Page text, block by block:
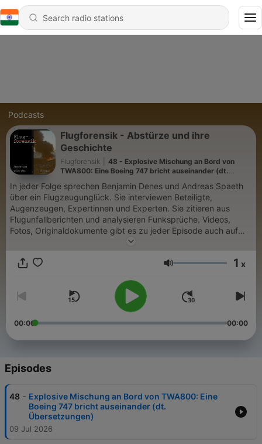
Podcasts
Flugforensik - Abstürze und ihre
Geschichte
Flugforensik
48 - Explosive Mischung an Bord von
TWA800: Eine Boeing 747 bricht auseinander (dt.
In jeder Folge sprechen Benjamin Denes und Andreas Spaeth
über ein Flugzeugunglück. Sie interviewen Beteiligte,
Augenzeugen, Expertinnen und Experten. Sie zitieren aus
Flugunfallberichten und analysieren Funksprüche. Videos,
Fotos, Originaldokumente gibt es zu jeder Episode auch auf
Volume 1 x
00:00 00:00
Episodes
48 - Explosive Mischung an Bord von TWA800: Eine
Boeing 747 bricht auseinander (dt.
Übersetzungen)
09 Jul 2026